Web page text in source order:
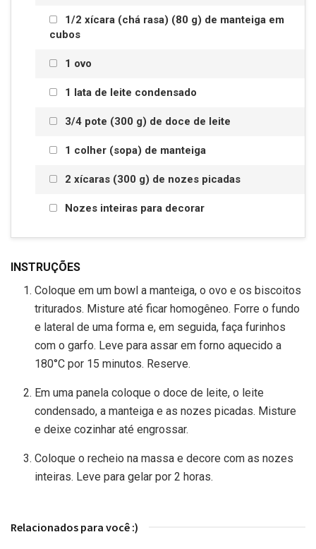
1/2 xícara (chá rasa) (80 g) de manteiga em
cubos
1 ovo
1 lata de leite condensado
3/4 pote (300 g) de doce de leite
1 colher (sopa) de manteiga
2 xícaras (300 g) de nozes picadas
Nozes inteiras para decorar
INSTRUÇÕES
Coloque em um bowl a manteiga, o ovo e os biscoitos
triturados. Misture até ficar homogêneo. Forre o fundo
e lateral de uma forma e, em seguida, faça furinhos
com o garfo. Leve para assar em forno aquecido a
180°C por 15 minutos. Reserve.
Em uma panela coloque o doce de leite, o leite
condensado, a manteiga e as nozes picadas. Misture
e deixe cozinhar até engrossar.
Coloque o recheio na massa e decore com as nozes
inteiras. Leve para gelar por 2 horas.
Relacionados para você :)